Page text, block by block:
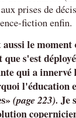
prises de
fiction enfin.
le moment
s'est
qui a innervé
l'éducation
(page 223). Je